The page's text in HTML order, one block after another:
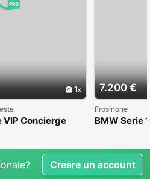
1
PRO
VIP Concierge
7.200 €
Frosinone
BMW Serie
Creare un account